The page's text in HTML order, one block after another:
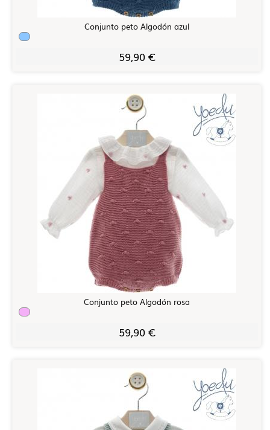
Conjunto peto Algodón azul
59,90 €
Conjunto peto Algodón rosa
59,90 €